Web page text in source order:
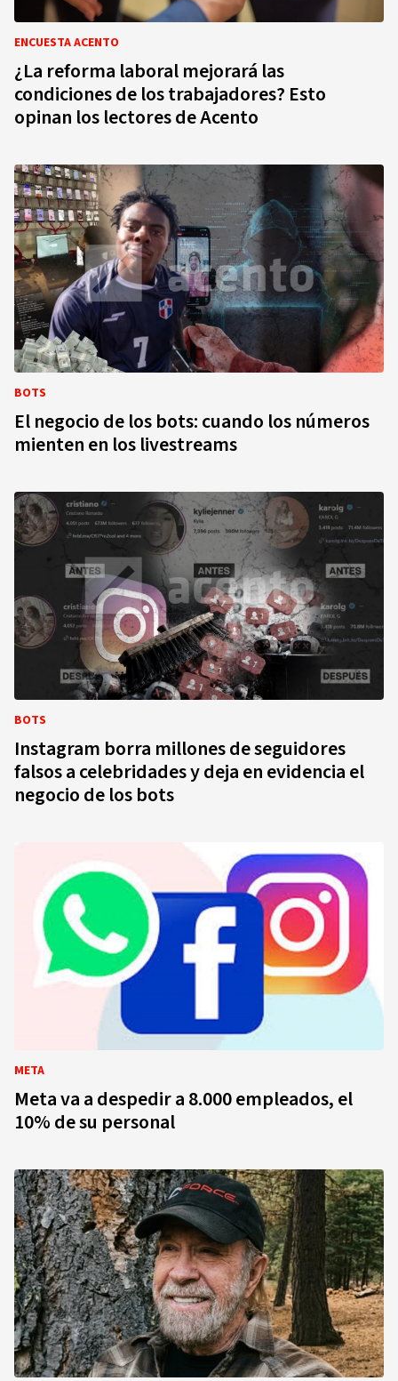
ENCUESTA ACENTO
¿La reforma laboral mejorará las
condiciones de los trabajadores? Esto
opinan los lectores de Acento
BOTS
El negocio de los bots: cuando los números
mienten en los livestreams
BOTS
Instagram borra millones de seguidores
falsos a celebridades y deja en evidencia el
negocio de los bots
META
Meta va a despedir a 8.000 empleados, el
10% de su personal